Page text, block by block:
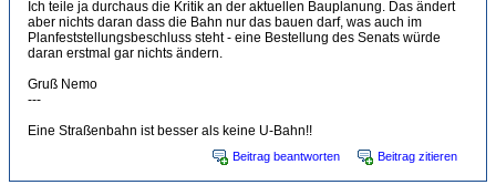
Ich teile ja durchaus die Kritik an der aktuellen Bauplanung. Das ändert
aber nichts daran dass die Bahn nur das bauen darf, was auch im
Planfeststellungsbeschluss steht - eine Bestellung des Senats würde
daran erstmal gar nichts ändern.
Gruß Nemo
---
Eine Straßenbahn ist besser als keine U-Bahn!!
Beitrag beantworten Beitrag zitieren